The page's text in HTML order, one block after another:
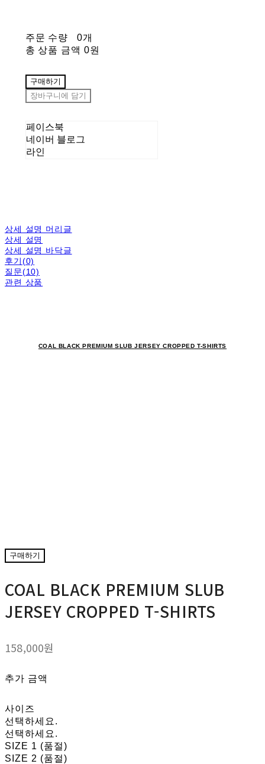
주문 수량
0개
총 상품 금액 0원
구매하기
장바구니에 담기
페이스북
네이버 블로그
라인
상세 설명 머리글
상세 설명
상세 설명 바닥글
후기(0)
질문(10)
관련 상품
COAL BLACK PREMIUM SLUB JERSEY CROPPED T-SHIRTS
구매하기
COAL BLACK PREMIUM SLUB
JERSEY CROPPED T-SHIRTS
158,000원
추가 금액
사이즈
선택하세요.
선택하세요.
SIZE 1 (품절)
SIZE 2 (품절)